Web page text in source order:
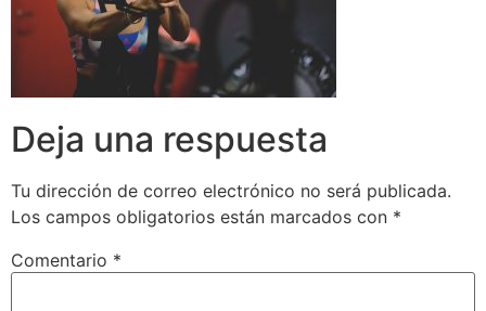
Deja una respuesta
Tu dirección de correo electrónico no será publicada.
Los campos obligatorios están marcados con *
Comentario *